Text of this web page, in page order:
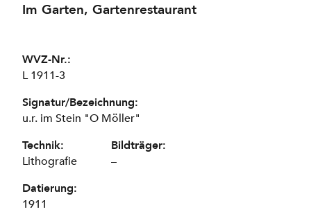
Im Garten, Gartenrestaurant
WVZ-Nr.:
L 1911-3
Signatur/Bezeichnung:
u.r. im Stein "O Möller"
Technik:
Lithografie
Bildträger:
–
Datierung:
1911